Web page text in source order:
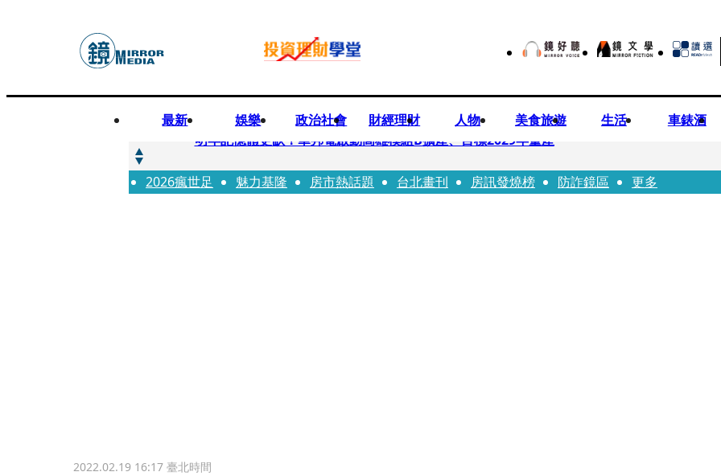
最新 娛樂 政治社會 財經理財 人物 美食旅遊 生活 車錶酒
快訊
明年記憶體更缺！華邦電啟動高雄模組B擴產、目標2029年量產
快訊
5566小刀爆離婚台玻千金！14年豪門婚碎原因曝 岳母徐莉玲風暴意外揭家族祕辛
2026瘋世足 魅力基隆 房市熱話題 台北畫刊 房訊發燒榜 防詐鏡區 更多
2022.02.19 16:17臺北時間